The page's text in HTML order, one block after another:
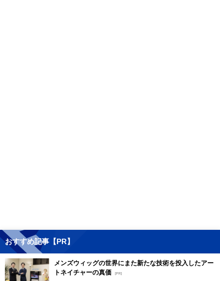
おすすめ記事【PR】
メンズウィッグの世界にまた新たな技術を投入したアー
トネイチャーの真価 [PR]